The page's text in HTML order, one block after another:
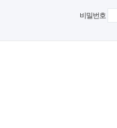
비밀번호